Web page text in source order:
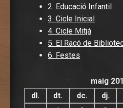
2. Educació Infantil
3. Cicle Inicial
4. Cicle Mitjà
5. El Racó de
6. Festes
maig
dl.
dt. dc. dj.